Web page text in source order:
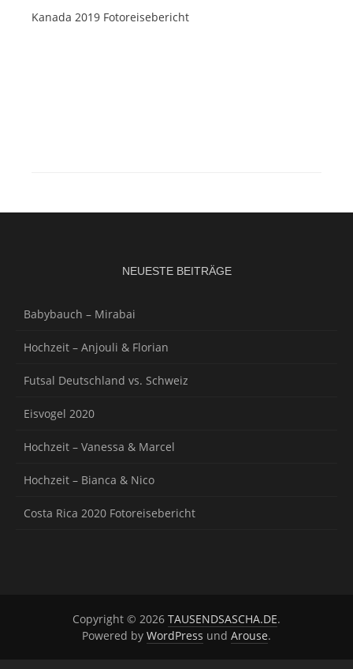
Kanada 2019 Fotoreisebericht
NEUESTE BEITRÄGE
Babybauch – Mirabai
Hochzeit – Anjouli & Florian
Futsal Deutschland vs. Schweiz
Eisvogel 2020
Hochzeit – Vanessa & Marcel
Hochzeit – Bianca & Nico
Costa Rica 2020 Fotoreisebericht
Copyright © 2026 TAUSENDSASCHA.DE.
Powered by WordPress und Arouse.